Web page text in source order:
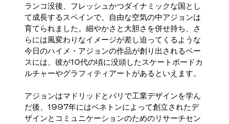
ランコ没後、フレッシュかつダイナミックな国とし
て成長するスペインで、自由な空気の中アジョンは
育てられました。細やかさと大胆さを併せ持ち、さ
らには風変わりなイメージが差し迫ってくるような
今日のハイメ・アジョンの作品が創り出されるベー
スには、彼が10代の頃に没頭したスケートボードカ
ルチャーやグラフィティアートがあるといえます。
アジョンはマドリッドとパリで工業デザインを学ん
だ後、1997年にはベネトンによって創立されたデ
ザインとコミュニケーションのためのリサーチセン